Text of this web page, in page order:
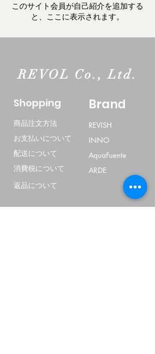
このサイト会員が自己紹介を追加する
と、ここに表示されます。
REVOL Co., Ltd.
​Shopping Brand
商品注文方法
お支払いについて
配送について
消費税について
REVISH
INNO
AquaFuente
ARDE
返品について